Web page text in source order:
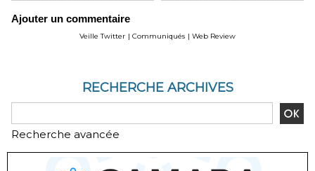
Geography - Global
Forecast and Analysis to
Zhang
Ajouter un commentaire
Veille Twitter | Communiqués | Web Review
RECHERCHE ARCHIVES
Recherche avancée